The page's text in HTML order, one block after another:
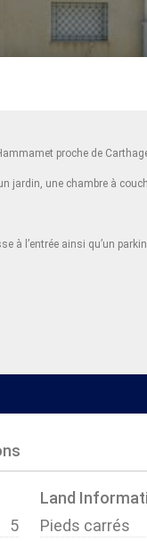
proche de
une chambre à
à l’entrée ainsi qu’un
5
Land
Pieds carrés